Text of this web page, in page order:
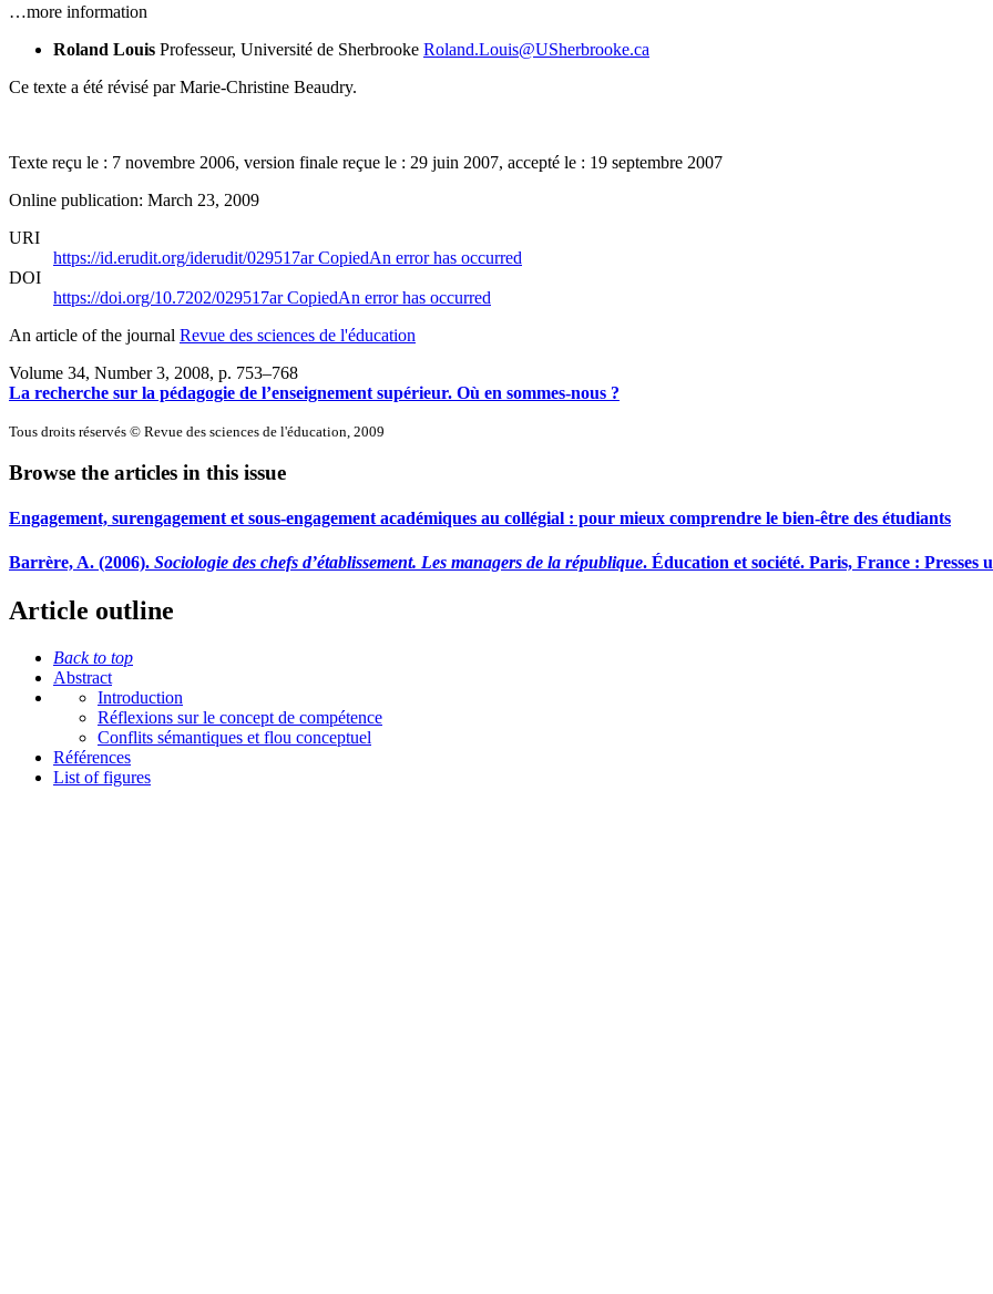
…more information
Roland Louis Professeur, Université de Sherbrooke Roland.Louis@USherbrooke.ca
Ce texte a été révisé par Marie-Christine Beaudry.
Texte reçu le : 7 novembre 2006, version finale reçue le : 29 juin 2007, accepté le : 19 septembre 2007
Online publication: March 23, 2009
URI
https://id.erudit.org/iderudit/029517arCopiedAn error has occurred
DOI
https://doi.org/10.7202/029517arCopiedAn error has occurred
An article of the journal Revue des sciences de l'éducation
Volume 34, Number 3, 2008, p. 753–768
La recherche sur la pédagogie de l’enseignement supérieur. Où en sommes-nous ?
Tous droits réservés © Revue des sciences de l'éducation, 2009
Browse the articles in this issue
Engagement, surengagement et sous-engagement académiques au collégial : pour mieux comprendre le bien-être des étudiants
Barrère, A. (2006). Sociologie des chefs d’établissement. Les managers de la république. Éducation et société. Paris, France : Presses
Article outline
Back to top
Abstract
Introduction
Réflexions sur le concept de compétence
Conflits sémantiques et flou conceptuel
Références
List of figures